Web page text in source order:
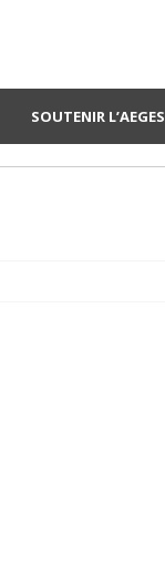
SOUTENIR L’AEGES